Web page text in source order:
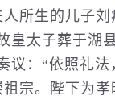
所生的儿子
皇太子葬于湖
议：“依照礼
宗。陛下为